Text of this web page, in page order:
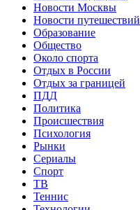
Новости Москвы
Новости путешествий
Образование
Общество
Около спорта
Отдых в России
Отдых за границей
ПДД
Политика
Происшествия
Психология
Рынки
Сериалы
Спорт
ТВ
Теннис